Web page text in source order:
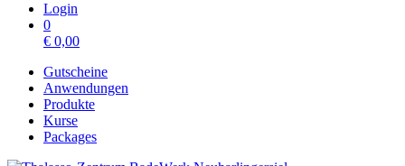
Login
0
€ 0,00
Gutscheine
Anwendungen
Produkte
Kurse
Packages